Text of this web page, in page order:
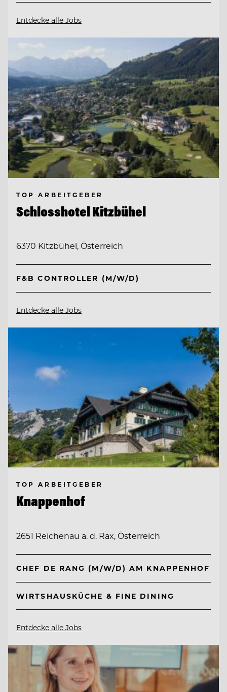
Entdecke alle Jobs
TOP ARBEITGEBER
Schlosshotel Kitzbühel
6370 Kitzbühel, Österreich
F&B CONTROLLER (M/W/D)
Entdecke alle Jobs
TOP ARBEITGEBER
Knappenhof
2651 Reichenau a. d. Rax, Österreich
CHEF DE RANG (M/W/D) AM KNAPPENHOF
WIRTSHAUSKÜCHE & FINE DINING
Entdecke alle Jobs